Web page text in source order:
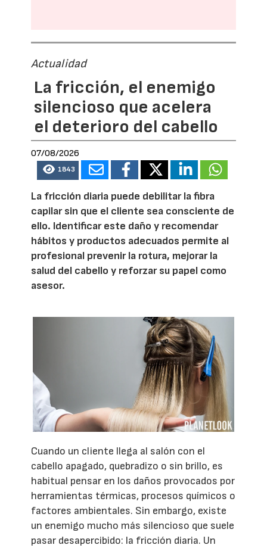
Actualidad
La fricción, el enemigo
silencioso que acelera
el deterioro del cabello
07/08/2026
1843
La fricción diaria puede debilitar la fibra
capilar sin que el cliente sea consciente de
ello. Identificar este daño y recomendar
hábitos y productos adecuados permite al
profesional prevenir la rotura, mejorar la
salud del cabello y reforzar su papel como
asesor.
Cuando un cliente llega al salón con el
cabello apagado, quebradizo o sin brillo, es
habitual pensar en los daños provocados por
herramientas térmicas, procesos químicos o
factores ambientales. Sin embargo, existe
un enemigo mucho más silencioso que suele
pasar desapercibido: la fricción diaria. Un